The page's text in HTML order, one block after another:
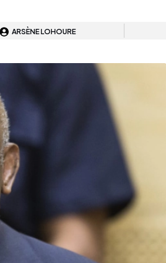
ARSÈNE LOHOURE